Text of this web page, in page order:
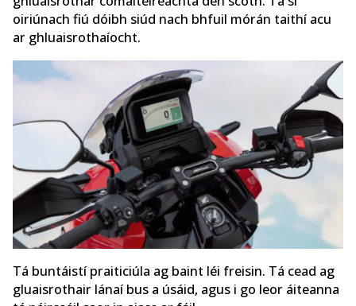
oiriúnach fiú dóibh siúd nach bhfuil mórán taithí acu
ar ghluaisrothaíocht.
Tá buntáistí praiticiúla ag baint léi freisin. Tá cead ag
gluaisrothair lánaí bus a úsáid, agus i go leor áiteanna